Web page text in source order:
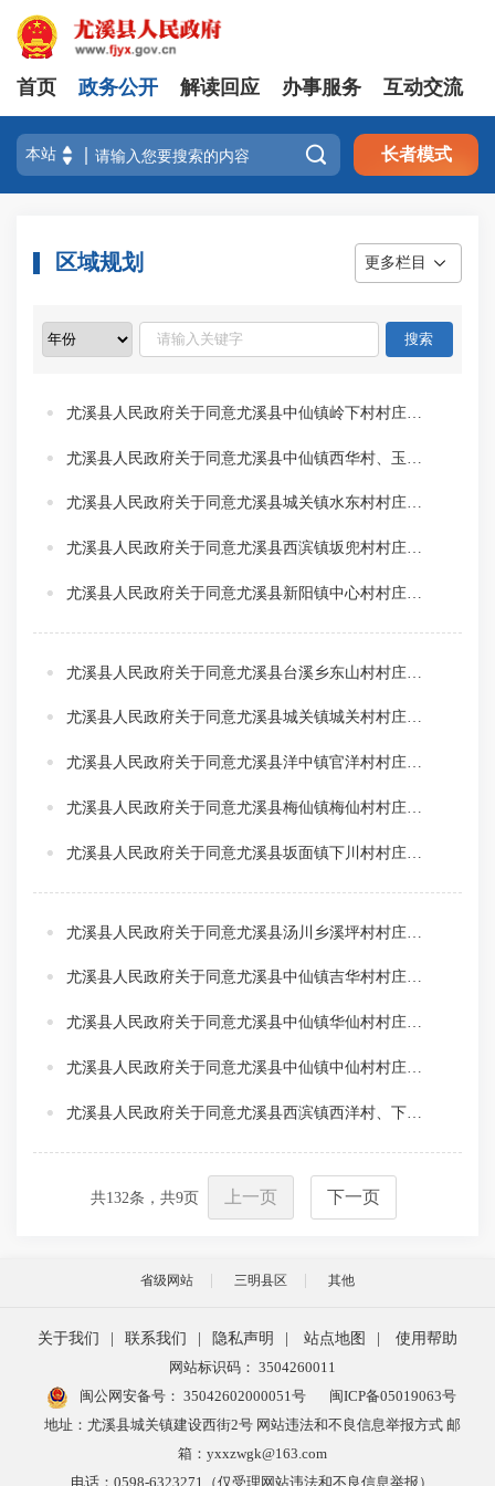
首页 政务公开 解读回应 办事服务 互动交流
 长者模式
区域规划 更多栏目
尤溪县人民政府关于同意尤溪县城关镇水东村村庄规划修编（2026-2035年）的批复
尤溪县人民政府关于同意尤溪县西滨镇坂兜村村庄规划修编（2025-2035年）的批复
尤溪县人民政府关于同意尤溪县城关镇城关村村庄规划（2023-2035年）修编的批复
尤溪县人民政府关于同意尤溪县洋中镇官洋村村庄规划（2022-2035年）修编的批复
尤溪县人民政府关于同意尤溪县梅仙镇梅仙村村庄规划修编（2022-2035年）的批复
尤溪县人民政府关于同意尤溪县中仙镇吉华村村庄规划（2022-2035年）（修编）的批复
尤溪县人民政府关于同意尤溪县中仙镇华仙村村庄规划（2021-2035年）修编等两个村庄规划的批复
共132条，共9页 上一页 下一页
省级网站 三明县区 其他
关于我们 | 联系我们 | 隐私声明 | 站点地图 |
使用帮助
网站标识码： 3504260011
闽公网安备号： 35042602000051号
闽ICP备05019063号
地址：尤溪县城关镇建设西街2号 网站违法和不良信息举报方式 邮
箱：yxxzwgk@163.com
电话：0598-6323271（仅受理网站违法和不良信息举报）